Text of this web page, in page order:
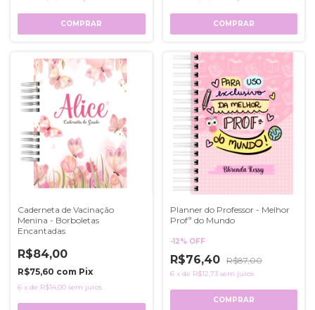
COMPRAR COMPRAR
Caderneta de Vacinação
Menina - Borboletas
Encantadas
R$84,00
R$75,60 com Pix
6 x de R$14,00 sem juros
Planner do Professor - Melhor
Profª do Mundo
-12% OFF
R$76,40 R$87,00
6 x de R$12,73 sem juros
COMPRAR